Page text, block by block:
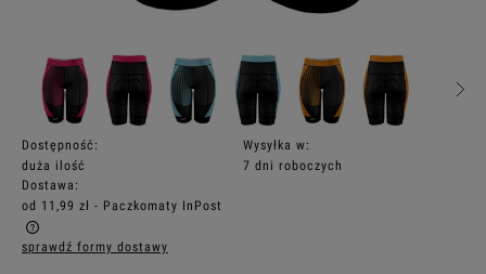
Dostępność:
duża ilość
Wysyłka w:
7 dni roboczych
Dostawa:
od 11,99 zł - Paczkomaty InPost
Cena nie zawiera ewentualnych kosztów płatności
sprawdź formy dostawy